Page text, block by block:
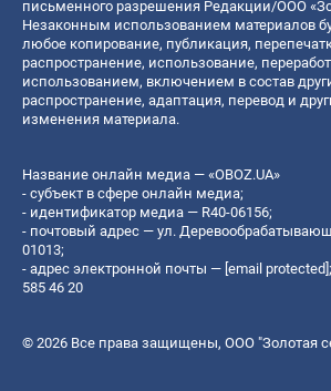
письменного разрешения Редакции/ООО
Незаконным использованием материалов
любое копирование, публикация,
распространение, использование,
использованием, включением в состав
распространение, адаптация, перевод и
изменения материала.
Название онлайн медиа — «OBOZ.UA»
- субъект в сфере онлайн медиа;
- идентификатор медиа — R40-06156;
- почтовый адрес — ул.
01013;
- адрес электронной почты — [email protected]
585 46 20
© 2026 Все права защищены, ООО "Золотая